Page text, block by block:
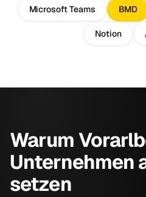
Microsoft Teams BMD
Notion
Warum
Unternehmen
setzen